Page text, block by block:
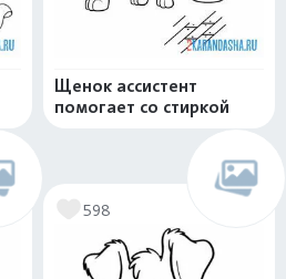
Щенок ассистент
помогает со стиркой
598